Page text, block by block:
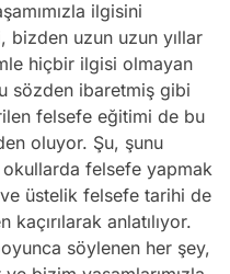
ilgisini
bizden uzun uzun yıllar
hiçbir ilgisi olmayan
sözden ibaretmiş gibi
felsefe eğitimi de bu
oluyor. Şu, şunu
felsefe yapmak
üstelik felsefe tarihi de
kaçırılarak anlatılıyor.
söylenen her şey,